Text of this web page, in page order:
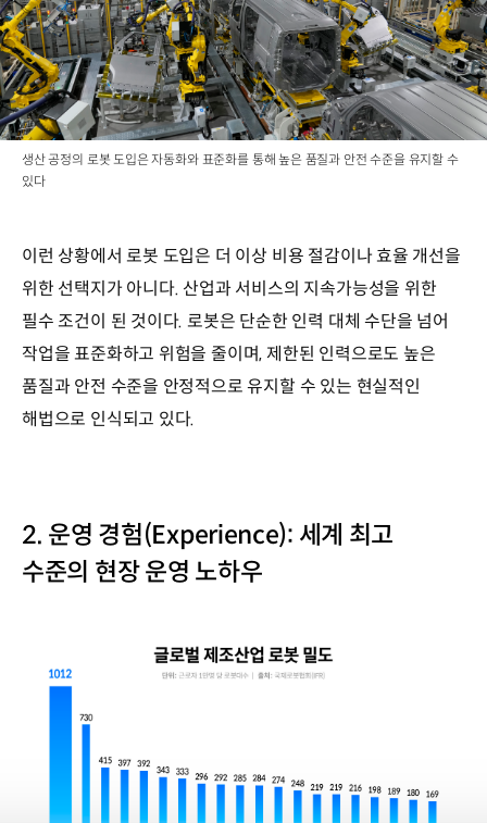
생산 공정의 로봇 도입은 자동화와 표준화를 통해 높은 품질과 안전 수준을 유지할 수
있다
이런 상황에서 로봇 도입은 더 이상 비용 절감이나 효율 개선을
위한 선택지가 아니다. 산업과 서비스의 지속가능성을 위한
필수 조건이 된 것이다. 로봇은 단순한 인력 대체 수단을 넘어
작업을 표준화하고 위험을 줄이며, 제한된 인력으로도 높은
품질과 안전 수준을 안정적으로 유지할 수 있는 현실적인
해법으로 인식되고 있다.
2. 운영 경험(Experience): 세계 최고
수준의 현장 운영 노하우